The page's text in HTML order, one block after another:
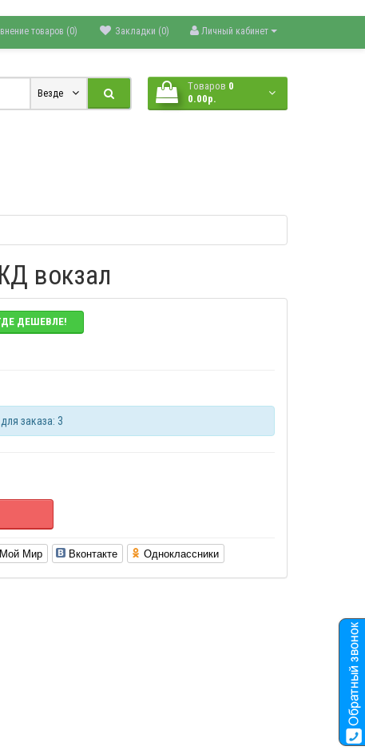
Личный кабинет
Закладки (0)
товаров (0)
Везде
Tоваров 0
0.00р.
вокзал
ДЕШЕВЛЕ!
заказа: 3
Мой Мир Вконтакте Одноклассники